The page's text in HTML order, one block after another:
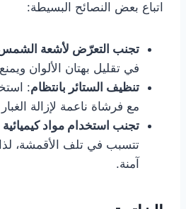
اتباع بعض النصائح البسيطة:
تجنب التعرّض لأشعة الشمس
في تقليل بهتان الألوان
تنظيف الستائر بانتظام:
مع فرشاة ناعمة لإزالة
تجنب استخدام مواد
تتسبب في تلف الأقمشة،
آمنة.